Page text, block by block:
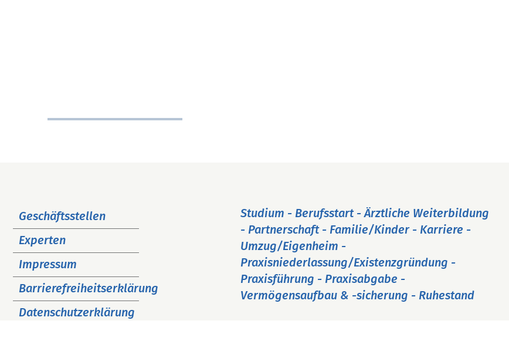
überspringen
Geschäftsstellen
Experten
Impressum
Barrierefreiheitserklärung
Datenschutzerklärung
Studium - Berufsstart - Ärztliche Weiterbildung
- Partnerschaft - Familie/Kinder - Karriere -
Umzug/Eigenheim -
Praxisniederlassung/Existenzgründung -
Praxisführung - Praxisabgabe -
Vermögensaufbau & -sicherung - Ruhestand